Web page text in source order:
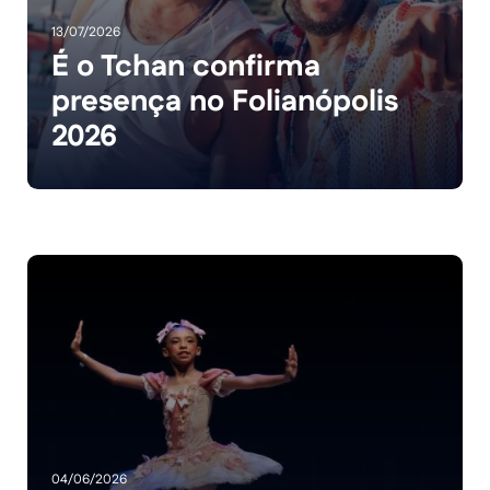
13/07/2026
É o Tchan confirma
presença no Folianópolis
2026
04/06/2026